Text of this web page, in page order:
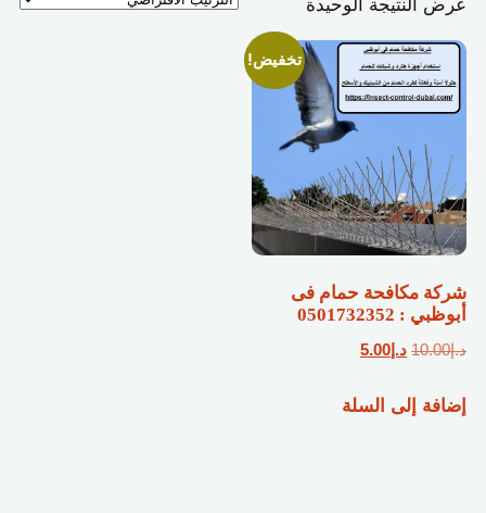
عرض النتيجة الوحيدة
تخفيض!
شركة مكافحة حمام فى
أبوظبي : 0501732352
د.إ10.00 السعر
هو:
د.إ 5.00السعر
هو:
إضافة إلى السلة